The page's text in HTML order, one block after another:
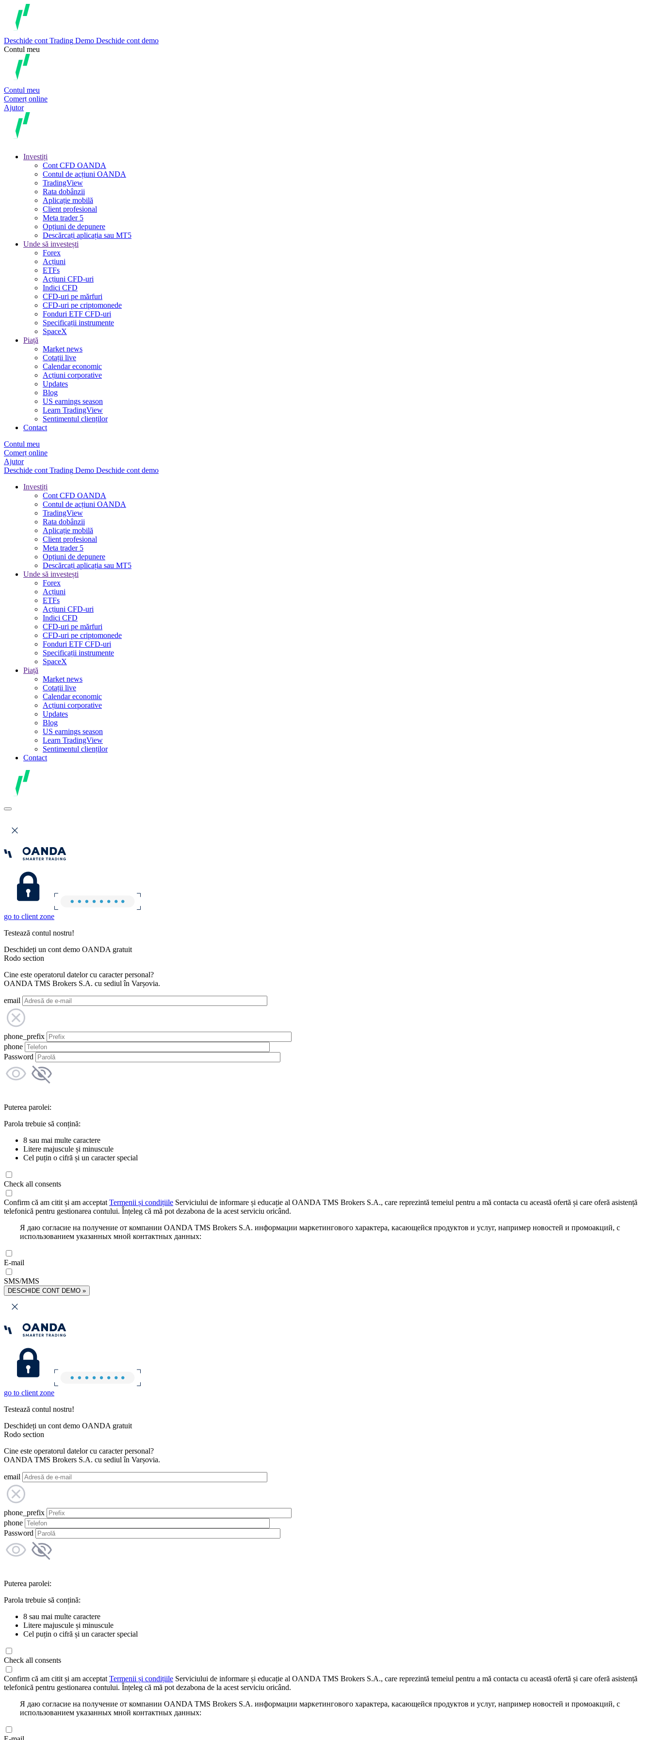
Deschide cont Trading Demo Deschide cont demo
Contul meu
Contul meu
Comerț online
Ajutor
Investiți
Cont CFD OANDA
Contul de acțiuni OANDA
TradingView
Rata dobânzii
Aplicație mobilă
Client profesional
Meta trader 5
Opțiuni de depunere
Descărcați aplicația sau MT5
Unde să investești
Forex
Acțiuni
ETFs
Acțiuni CFD-uri
Indici CFD
CFD-uri pe mărfuri
CFD-uri pe criptomonede
Fonduri ETF CFD-uri
Specificații instrumente
SpaceX
Piață
Market news
Cotații live
Calendar economic
Acțiuni corporative
Updates
Blog
US earnings season
Learn TradingView
Sentimentul clienților
Contact
Contul meu
Comerț online
Ajutor
Deschide cont Trading Demo Deschide cont demo
Investiți
Cont CFD OANDA
Contul de acțiuni OANDA
TradingView
Rata dobânzii
Aplicație mobilă
Client profesional
Meta trader 5
Opțiuni de depunere
Descărcați aplicația sau MT5
Unde să investești
Forex
Acțiuni
ETFs
Acțiuni CFD-uri
Indici CFD
CFD-uri pe mărfuri
CFD-uri pe criptomonede
Fonduri ETF CFD-uri
Specificații instrumente
SpaceX
Piață
Market news
Cotații live
Calendar economic
Acțiuni corporative
Updates
Blog
US earnings season
Learn TradingView
Sentimentul clienților
Contact
go to client zone
Testează contul nostru!
Deschideți un cont demo OANDA gratuit
Rodo section
Cine este operatorul datelor cu caracter personal?
OANDA TMS Brokers S.A. cu sediul în Varșovia.
email
phone_prefix
phone
Password
Puterea parolei:
Parola trebuie să conțină:
8 sau mai multe caractere
Litere majuscule și minuscule
Cel puțin o cifră și un caracter special
Check all consents
Confirm că am citit și am acceptat Termenii și condițiile Serviciului de informare și educație al OANDA TMS Brokers S.A., care reprezintă temeiul pentru a mă contacta cu această ofertă și care oferă asistență
telefonică pentru gestionarea contului. Înțeleg că mă pot dezabona de la acest serviciu oricând.
Я даю согласие на получение от компании OANDA TMS Brokers S.A. информации маркетингового характера, касающейся продуктов и услуг, например новостей и промоакций, с
использованием указанных мной контактных данных:
E-mail
SMS/MMS
DESCHIDE CONT DEMO »
go to client zone
Testează contul nostru!
Deschideți un cont demo OANDA gratuit
Rodo section
Cine este operatorul datelor cu caracter personal?
OANDA TMS Brokers S.A. cu sediul în Varșovia.
email
phone_prefix
phone
Password
Puterea parolei:
Parola trebuie să conțină:
8 sau mai multe caractere
Litere majuscule și minuscule
Cel puțin o cifră și un caracter special
Check all consents
Confirm că am citit și am acceptat Termenii și condițiile Serviciului de informare și educație al OANDA TMS Brokers S.A., care reprezintă temeiul pentru a mă contacta cu această ofertă și care oferă asistență
telefonică pentru gestionarea contului. Înțeleg că mă pot dezabona de la acest serviciu oricând.
Я даю согласие на получение от компании OANDA TMS Brokers S.A. информации маркетингового характера, касающейся продуктов и услуг, например новостей и промоакций, с
использованием указанных мной контактных данных: